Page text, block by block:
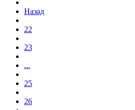
Назад
22
23
...
25
26